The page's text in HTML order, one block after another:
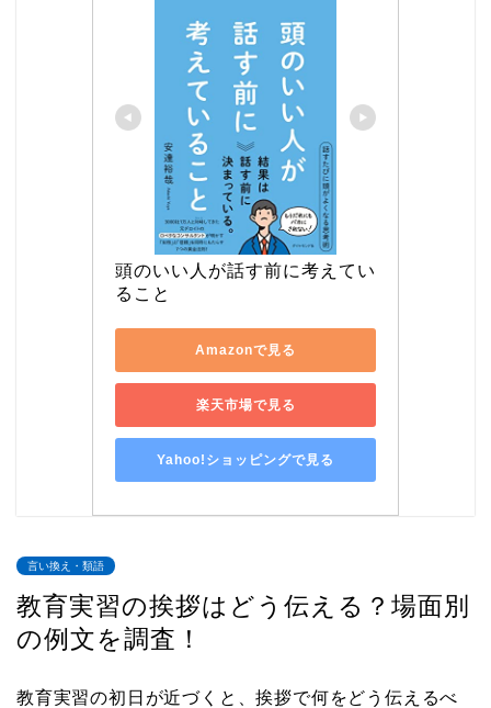
頭のいい人が話す前に考えてい
ること
Amazonで見る
楽天市場で見る
Yahoo!ショッピングで見る
言い換え・類語
教育実習の挨拶はどう伝える？場面別
の例文を調査！
教育実習の初日が近づくと、挨拶で何をどう伝えるべ